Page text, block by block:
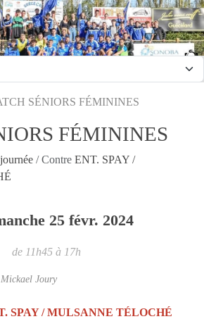
SÉNIORS FÉMININES
FÉMININES
/ Contre ENT. SPAY /
25 févr. 2024
de 11h45 à 17h
Mickael Joury
SPAY / MULSANNE TÉLOCHÉ